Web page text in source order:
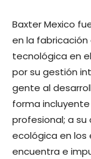
Baxter Mexico
en la
tecnológica en
por su gestión
gente al
forma
profesional; a su
ecológica en los
encuentra e